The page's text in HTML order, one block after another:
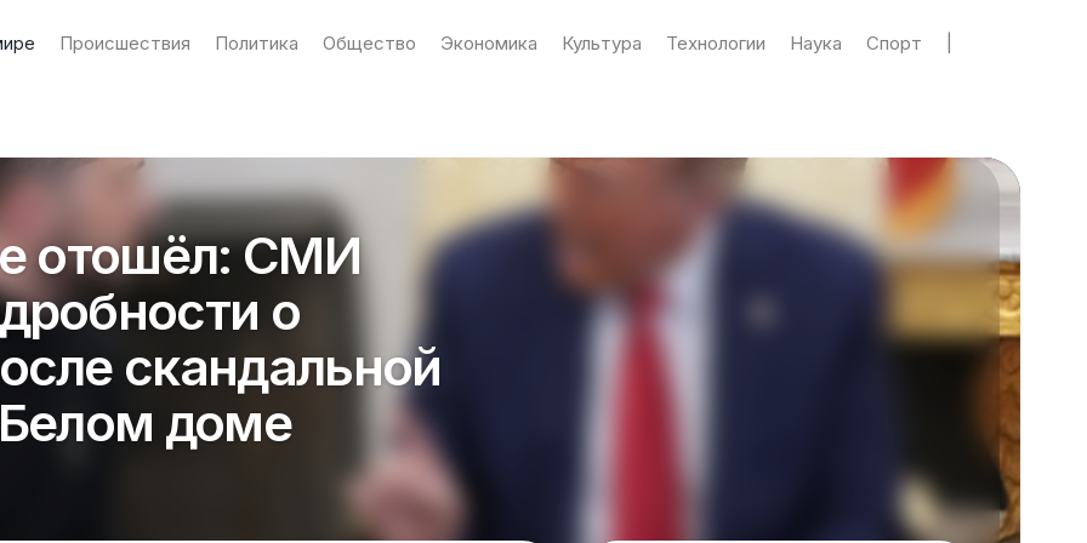
Происшествия Политика Общество Экономика Культура Технологии Наука Спорт
отошёл: СМИ
о
скандальной
доме